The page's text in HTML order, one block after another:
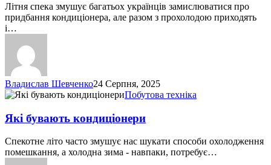
Літня спека змушує багатьох українців замислюватися про
придбання кондиціонера, але разом з прохолодою приходять
і…
Владислав Шевченко24 Серпня, 2025
Які
кондиціонери
Побутова техніка
Які бувають кондиціонери
Спекотне літо часто змушує нас шукати способи охолодження
помешкання, а холодна зима - навпаки, потребує…